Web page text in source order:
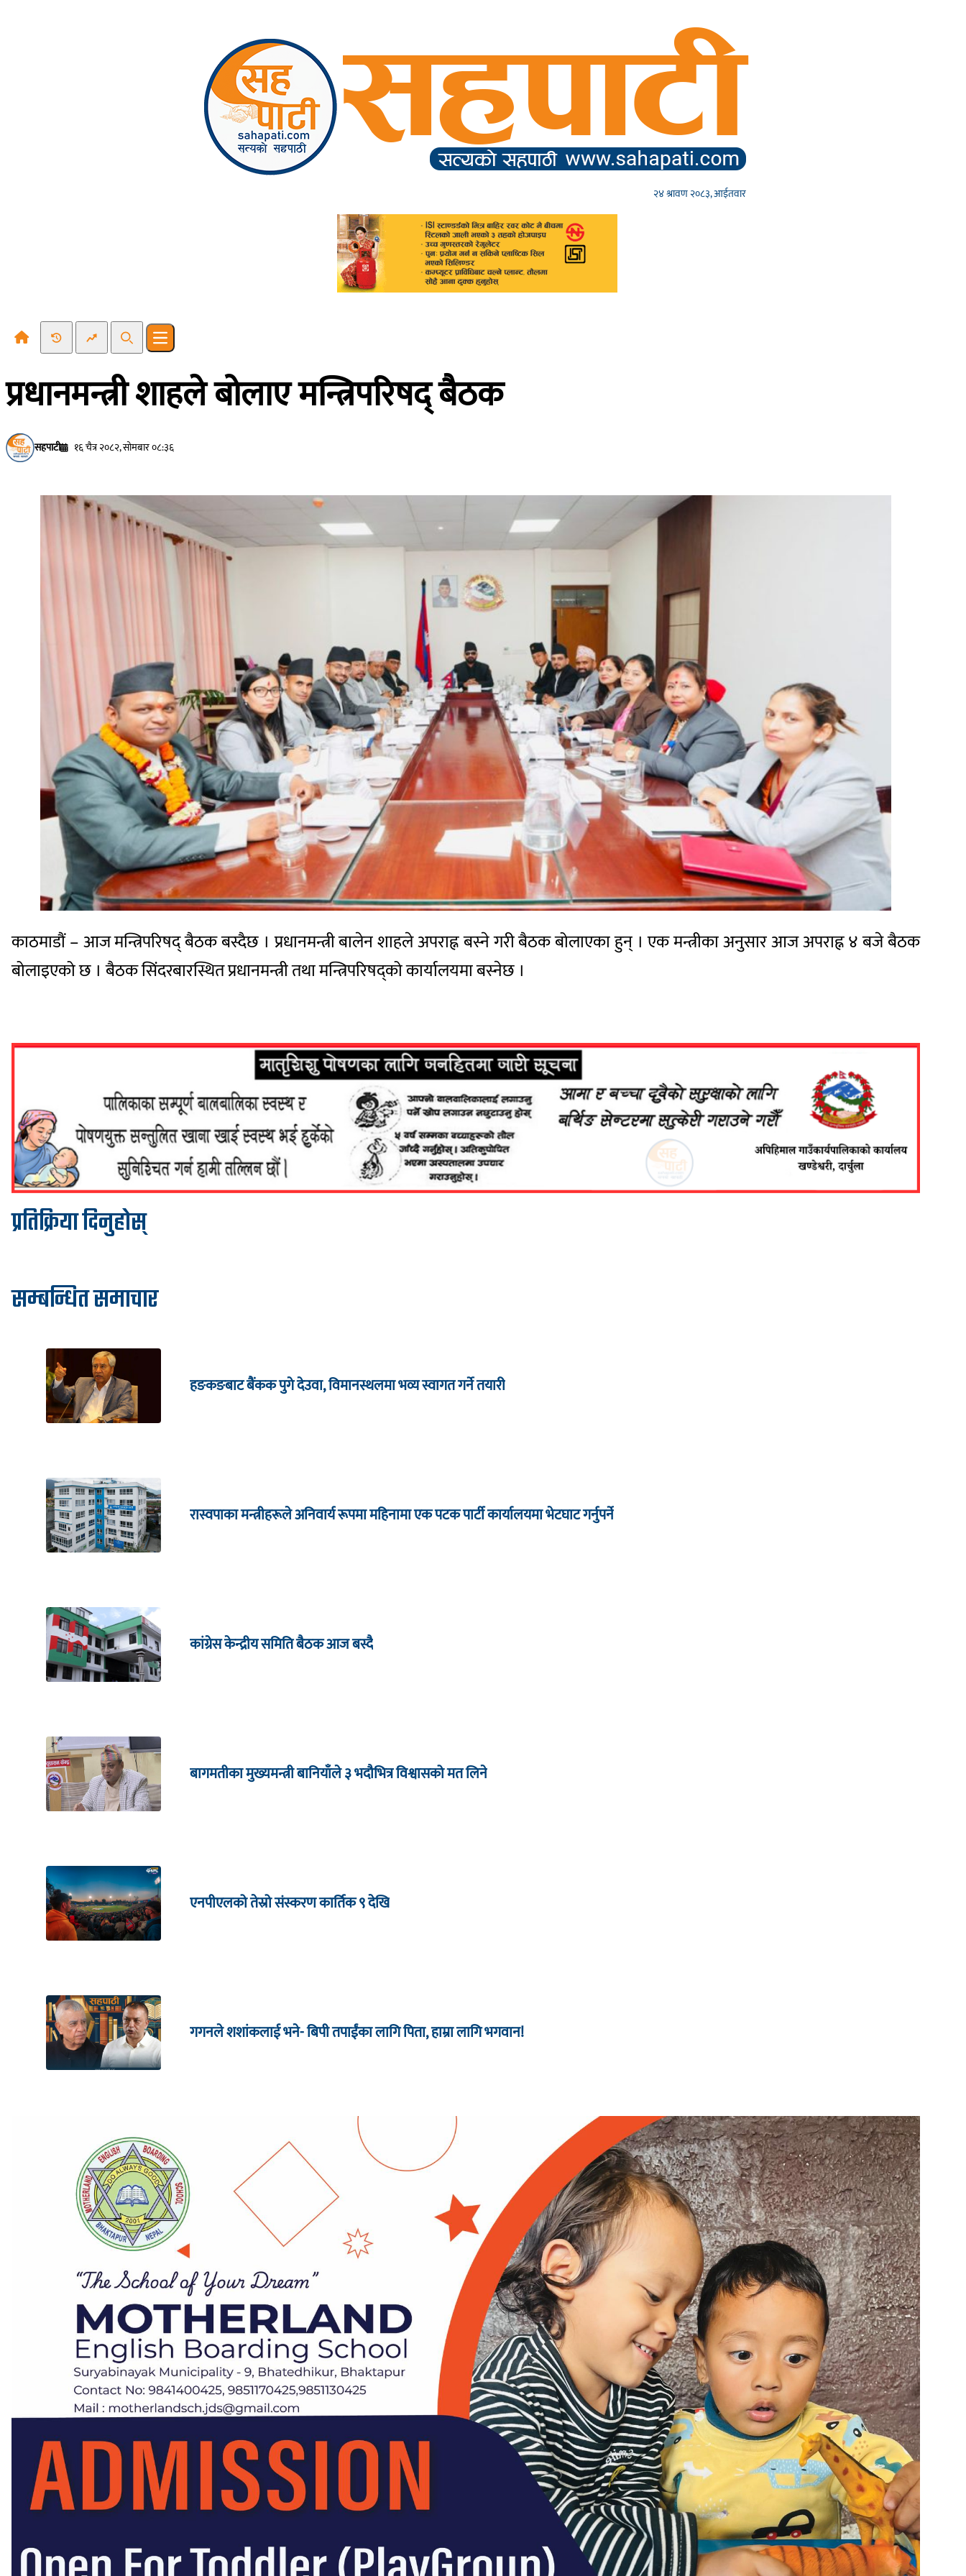
२४ श्रावण २०८३, आईतवार
Recent NewsTrending News
SearchOpen main menu
प्रधानमन्त्री शाहले बोलाए मन्त्रिपरिषद् बैठक
सहपाटी १६ चैत्र २०८२, सोमबार ०८:३६
काठमाडौं – आज मन्त्रिपरिषद् बैठक बस्दैछ । प्रधानमन्त्री बालेन शाहले अपराह्न बस्ने गरी बैठक बोलाएका हुन् । एक मन्त्रीका अनुसार आज अपराह्न ४ बजे बैठक
बोलाइएको छ । बैठक सिंदरबारस्थित प्रधानमन्त्री तथा मन्त्रिपरिषद्को कार्यालयमा बस्नेछ ।
प्रतिक्रिया दिनुहोस्
सम्बन्धित समाचार
हङकङबाट बैंकक पुगे देउवा, विमानस्थलमा भव्य स्वागत गर्ने तयारी
रास्वपाका मन्त्रीहरूले अनिवार्य रूपमा महिनामा एक पटक पार्टी कार्यालयमा भेटघाट गर्नुपर्ने
कांग्रेस केन्द्रीय समिति बैठक आज बस्दै
बागमतीका मुख्यमन्त्री बानियाँले ३ भदौभित्र विश्वासको मत लिने
एनपीएलको तेस्रो संस्करण कार्तिक ९ देखि
गगनले शशांकलाई भने- बिपी तपाईंका लागि पिता, हाम्रा लागि भगवान!